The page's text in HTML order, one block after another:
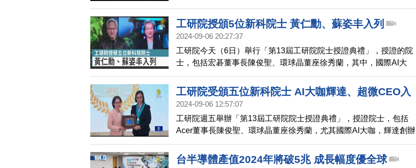
長17.7%，優於全球。
工研院授頒5位新科院士 黃仁勳、蘇姿丰入列
2024-09-06 20:27:37
工研院今天（6日）舉行「第13屆工研院院士授證典禮」，授證的院
士，包括宏碁董事長陳俊聖、環球晶董座徐秀蘭，其中，國際AI大
咖，輝達創辦人黃仁勳和超微執行長蘇姿丰，也入列獲頒殊榮，兩人
以錄影方式，發表感言。
工研院受頒五位新科院士 AI大咖輝達、超微CEO入
列
2024-09-06 12:57:07
工研院週五舉辦「第13屆工研院院士授證典禮」，授證院士，包括
Acer董事長陳俊聖、環球晶董座徐秀蘭，尤其國際AI大咖，輝達創辦
人黃仁勳、超微執行長蘇姿丰，也入列獲頒殊榮，兩人以錄影方式，
發表感言。
台半導體產值2024年將破5兆 成長幅度優全球